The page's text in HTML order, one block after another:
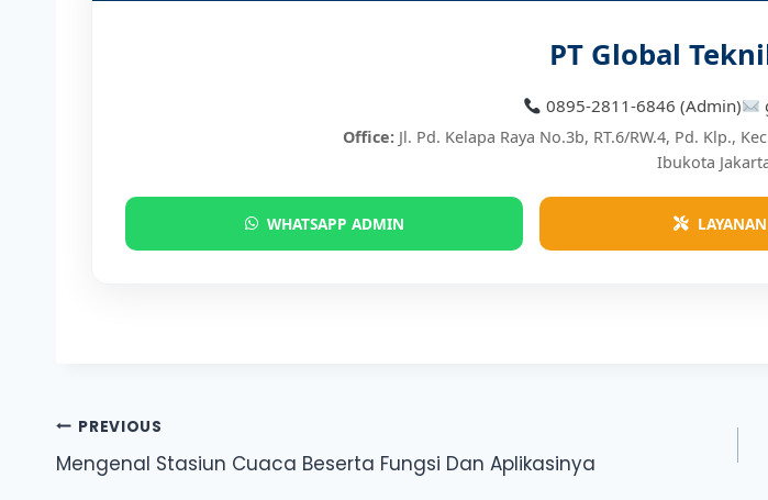
PT Global
0895-2811-6846 (Admin)
Office:Jl. Pd. Kelapa Raya No.3b, RT.6/RW.4, Pd. Klp.,
Ibukota
WHATSAPP ADMIN LAYANAN
Post
navigation
PREVIOUS
Mengenal Stasiun Cuaca Beserta Fungsi Dan Aplikasinya